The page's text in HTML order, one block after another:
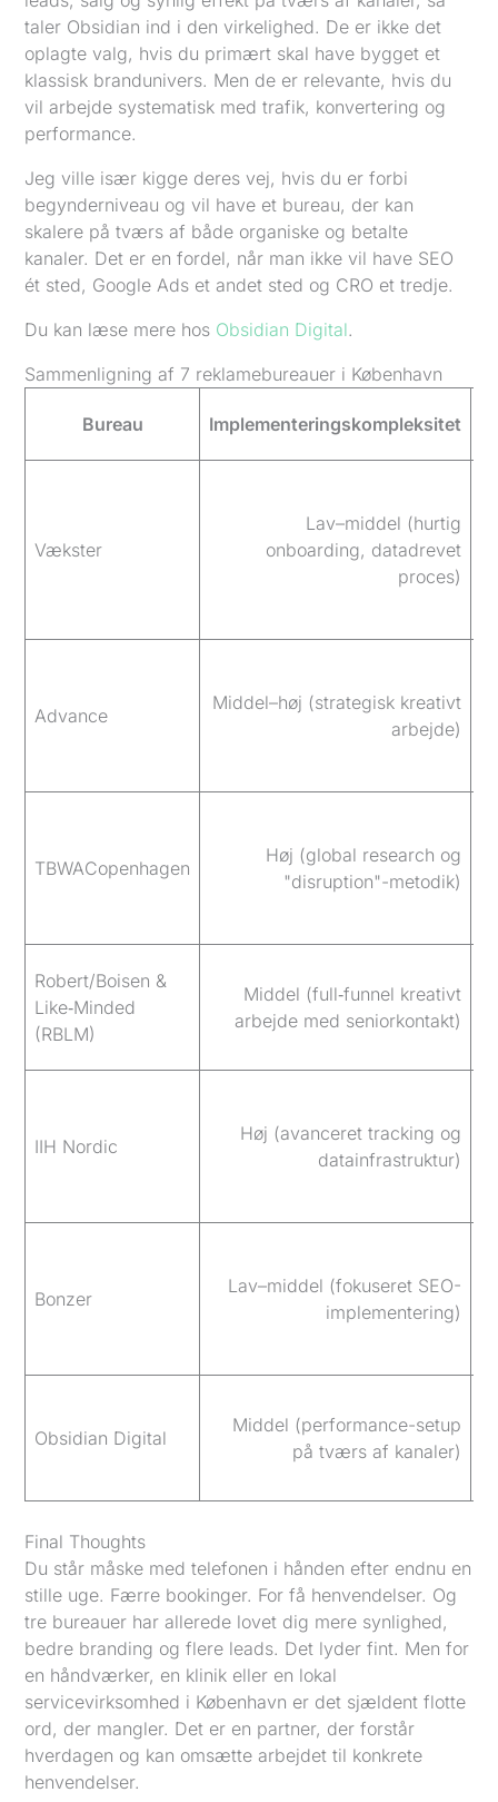
taler Obsidian ind i den virkelighed. De er ikke det
oplagte valg, hvis du primært skal have bygget et
klassisk brandunivers. Men de er relevante, hvis du
vil arbejde systematisk med trafik, konvertering og
performance.
Jeg ville især kigge deres vej, hvis du er forbi
begynderniveau og vil have et bureau, der kan
skalere på tværs af både organiske og betalte
kanaler. Det er en fordel, når man ikke vil have SEO
ét sted, Google Ads et andet sted og CRO et tredje.
Du kan læse mere hos Obsidian Digital.
Sammenligning af 7 reklamebureauer i København
Bureau Implementeringskompleksitet
Vækster
Lav–middel (hurtig
onboarding, datadrevet
proces)
Advance
Middel–høj (strategisk kreativt
arbejde)
TBWACopenhagen
Høj (global research og
"disruption"-metodik)
Robert/Boisen &
Like‑Minded
(RBLM)
Middel (full‑funnel kreativt
arbejde med seniorkontakt)
IIH Nordic
Høj (avanceret tracking og
datainfrastruktur)
Bonzer
Lav–middel (fokuseret SEO-
implementering)
Obsidian Digital
Middel (performance-setup
på tværs af kanaler)
Final Thoughts
Du står måske med telefonen i hånden efter endnu en
stille uge. Færre bookinger. For få henvendelser. Og
tre bureauer har allerede lovet dig mere synlighed,
bedre branding og flere leads. Det lyder fint. Men for
en håndværker, en klinik eller en lokal
servicevirksomhed i København er det sjældent flotte
ord, der mangler. Det er en partner, der forstår
hverdagen og kan omsætte arbejdet til konkrete
henvendelser.